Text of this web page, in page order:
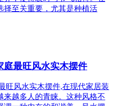
择至关重要，尤其是种植活
庭最旺风水实木摆件
旺风水实木摆件,在现代家居装
来越多人的青睐。这种风格不